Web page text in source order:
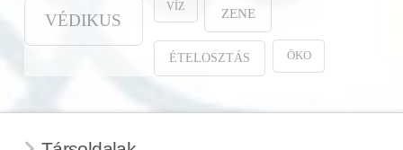
VÉDIKUS
VÍZ ZENE
ÉTELOSZTÁS ÖKO